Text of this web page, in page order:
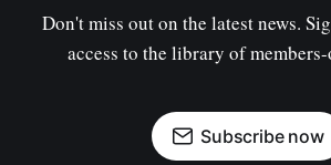
Don't miss out on the latest news.
access to the library of
Subscribe now